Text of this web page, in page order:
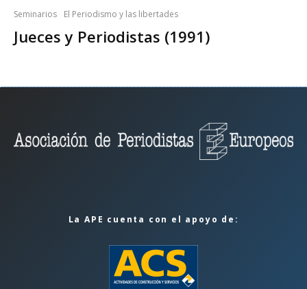
Seminarios El Periodismo y las libertades
Jueces y Periodistas (1991)
La APE cuenta con el apoyo de: